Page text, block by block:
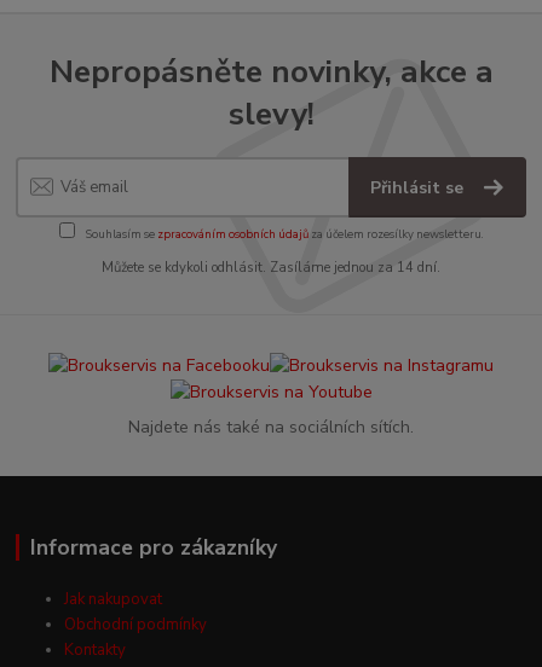
Nepropásněte novinky, akce a
slevy!
Přihlásit se
Souhlasím se zpracováním osobních údajůza účelem rozesílky newsletteru.
Můžete se kdykoli odhlásit. Zasíláme jednou za 14 dní.
Najdete nás také na sociálních sítích.
Informace pro zákazníky
Jak nakupovat
Obchodní podmínky
Kontakty